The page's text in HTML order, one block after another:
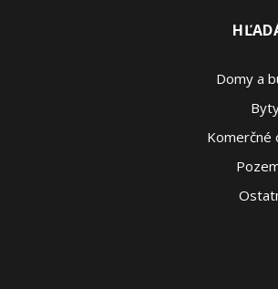
Domy a
Komerčné